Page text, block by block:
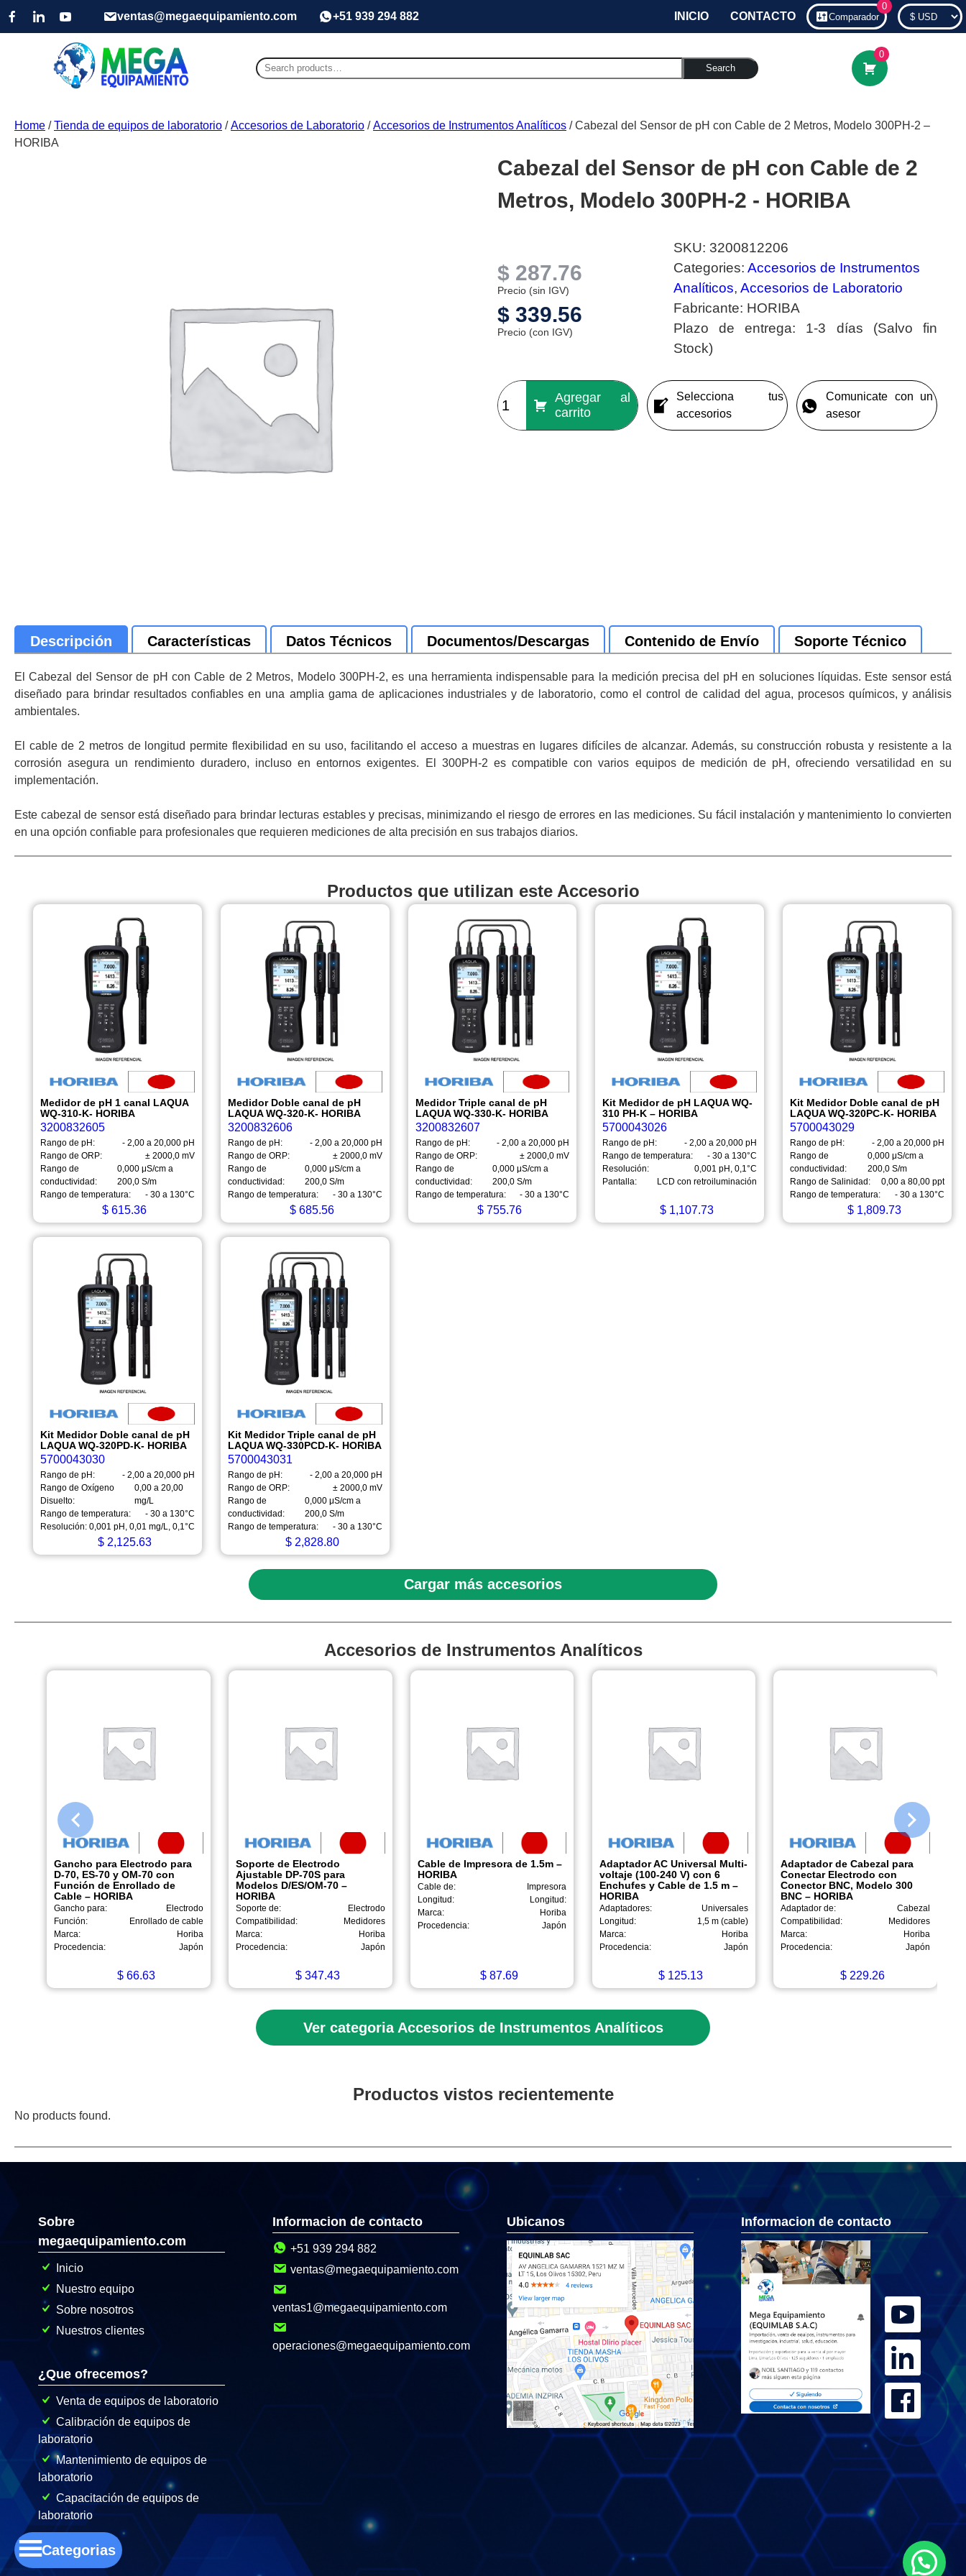
ventas@megaequipamiento.com +51 939 294 882 INICIO CONTACTO
0
Comparador
Categorias
Search
for:
Search
0
Home /Tienda de equipos de laboratorio /Accesorios de Laboratorio /Accesorios de Instrumentos Analíticos / Cabezal del Sensor de pH con Cable de 2 Metros, Modelo 300PH-2 –
HORIBA
Cabezal del Sensor de pH con Cable de 2
Metros, Modelo 300PH-2 - HORIBA
$ 287.76
Precio (sin IGV)
$ 339.56
Precio (con IGV)
SKU: 3200812206
Categories: Accesorios de Instrumentos
Analíticos, Accesorios de Laboratorio
Fabricante: HORIBA
Plazo de entrega: 1-3 días (Salvo fin
Stock)
Agregar al
carrito
Selecciona tus
accesorios
Comunicate con un
asesor
Descripción Características Datos Técnicos Documentos/Descargas Contenido de Envío Soporte Técnico
El Cabezal del Sensor de pH con Cable de 2 Metros, Modelo 300PH-2, es una herramienta indispensable para la medición precisa del pH en soluciones líquidas. Este sensor está
diseñado para brindar resultados confiables en una amplia gama de aplicaciones industriales y de laboratorio, como el control de calidad del agua, procesos químicos, y análisis
ambientales.
El cable de 2 metros de longitud permite flexibilidad en su uso, facilitando el acceso a muestras en lugares difíciles de alcanzar. Además, su construcción robusta y resistente a la
corrosión asegura un rendimiento duradero, incluso en entornos exigentes. El 300PH-2 es compatible con varios equipos de medición de pH, ofreciendo versatilidad en su
implementación.
Este cabezal de sensor está diseñado para brindar lecturas estables y precisas, minimizando el riesgo de errores en las mediciones. Su fácil instalación y mantenimiento lo convierten
en una opción confiable para profesionales que requieren mediciones de alta precisión en sus trabajos diarios.
Productos que utilizan este Accesorio
Medidor de pH 1 canal LAQUA
WQ-310-K- HORIBA
3200832605
Rango de pH:
- 2,00 a 20,000 pH
Rango de ORP:
± 2000,0 mV
Rango de
conductividad:
0,000 μS/cm a
200,0 S/m
Rango de temperatura:
- 30 a 130°C
$ 615.36
Medidor Doble canal de pH
LAQUA WQ-320-K- HORIBA
3200832606
Rango de pH:
- 2,00 a 20,000 pH
Rango de ORP:
± 2000,0 mV
Rango de
conductividad:
0,000 μS/cm a
200,0 S/m
Rango de temperatura:
- 30 a 130°C
$ 685.56
Medidor Triple canal de pH
LAQUA WQ-330-K- HORIBA
3200832607
Rango de pH:
- 2,00 a 20,000 pH
Rango de ORP:
± 2000,0 mV
Rango de
conductividad:
0,000 μS/cm a
200,0 S/m
Rango de temperatura:
- 30 a 130°C
$ 755.76
Kit Medidor de pH LAQUA WQ-
310 PH-K – HORIBA
5700043026
Rango de pH:
- 2,00 a 20,000 pH
Rango de temperatura:
- 30 a 130°C
Resolución:
0,001 pH, 0,1°C
Pantalla:
LCD con retroiluminación
$ 1,107.73
Kit Medidor Doble canal de pH
LAQUA WQ-320PC-K- HORIBA
5700043029
Rango de pH:
- 2,00 a 20,000 pH
Rango de
conductividad:
0,000 μS/cm a
200,0 S/m
Rango de Salinidad:
0,00 a 80,00 ppt
Rango de temperatura:
- 30 a 130°C
$ 1,809.73
Kit Medidor Doble canal de pH
LAQUA WQ-320PD-K- HORIBA
5700043030
Rango de pH:
- 2,00 a 20,000 pH
Rango de Oxígeno
Disuelto:
0,00 a 20,00
mg/L
Rango de temperatura:
- 30 a 130°C
Resolución: 0,001 pH, 0,01 mg/L, 0,1°C
$2,125.63
Kit Medidor Triple canal de pH
LAQUA WQ-330PCD-K- HORIBA
5700043031
Rango de pH:
- 2,00 a 20,000 pH
Rango de ORP:
± 2000,0 mV
Rango de
conductividad:
0,000 μS/cm a
200,0 S/m
Rango de temperatura:
- 30 a 130°C
$2,828.80
Cargar más accesorios
Accesorios de Instrumentos Analíticos
Gancho para Electrodo para
D-70, ES-70 y OM-70 con
Función de Enrollado de
Cable – HORIBA
Gancho para:
Electrodo
Función:
Enrollado de cable
Marca:
Horiba
Procedencia:
Japón
$66.63
Soporte de Electrodo
Ajustable DP-70S para
Modelos D/ES/OM-70 –
HORIBA
Soporte de:
Electrodo
Compatibilidad:
Medidores
Marca:
Horiba
Procedencia:
Japón
$347.43
Cable de Impresora de 1.5m –
HORIBA
Cable de:
Impresora
Longitud:
Longitud:
Marca:
Horiba
Procedencia:
Japón
$ 87.69
Adaptador AC Universal Multi-
voltaje (100-240 V) con 6
Enchufes y Cable de 1.5 m –
HORIBA
Adaptadores:
Universales
Longitud:
1,5 m (cable)
Marca:
Horiba
Procedencia:
Japón
$ 125.13
Adaptador de Cabezal para
Conectar Electrodo con
Conector BNC, Modelo 300
BNC – HORIBA
Adaptador de:
Cabezal
Compatibilidad:
Medidores
Marca:
Horiba
Procedencia:
Japón
$ 229.26
Ver categoria Accesorios de Instrumentos Analíticos
Productos vistos recientemente
No products found.
Sobre
megaequipamiento.com
Inicio
Nuestro equipo
Sobre nosotros
Nuestros clientes
¿Que ofrecemos?
Venta de equipos de laboratorio
Calibración de equipos de
laboratorio
Mantenimiento de equipos de
laboratorio
Capacitación de equipos de
laboratorio
Informacion de contacto
+51 939 294 882
ventas@megaequipamiento.com
ventas1@megaequipamiento.com
operaciones@megaequipamiento.com
Ubicanos Informacion de contacto